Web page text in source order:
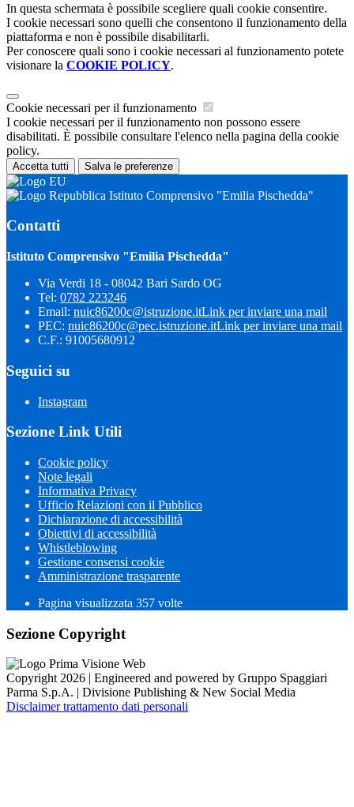
In questa schermata è possibile scegliere quali cookie consentire.
I cookie necessari sono quelli che consentono il funzionamento della
piattaforma e non è possibile disabilitarli.
Per conoscere quali sono i cookie necessari al funzionamento potete
visionare la COOKIE POLICY.
Cookie necessari per il funzionamento
I cookie necessari per il funzionamento non possono essere
disabilitati. È possibile consultare l'elenco nella pagina della cookie
policy.
Accetta tutti Salva le preferenze
Istituto Comprensivo "Emilia Pischedda"
Contatti
Istituto Comprensivo "Emilia Pischedda"
Via Verdi 18 - 08042 Bari Sardo OG
Tel: 0782 223246
Email: nuic86200c@istruzione.itLink per inviare una mail
PEC: nuic86200c@pec.istruzione.itLink per inviare una mail
C.F.: 91005680912
Seguici su
Instagram
Sezione Link Utili
Cookie policy
Note legali
Informativa Privacy
Ufficio Relazioni con il Pubblico
Dichiarazione di accessibilità
Obiettivi di accessibilità
Whistleblowing
Gestione consensi cookie
Amministrazione trasparente
Pagina visualizzata 357 volte
Sezione Copyright
Copyright 2026 | Engineered and powered by Gruppo Spaggiari
Parma S.p.A. | Divisione Publishing & New Social Media
Disclaimer trattamento dati personali